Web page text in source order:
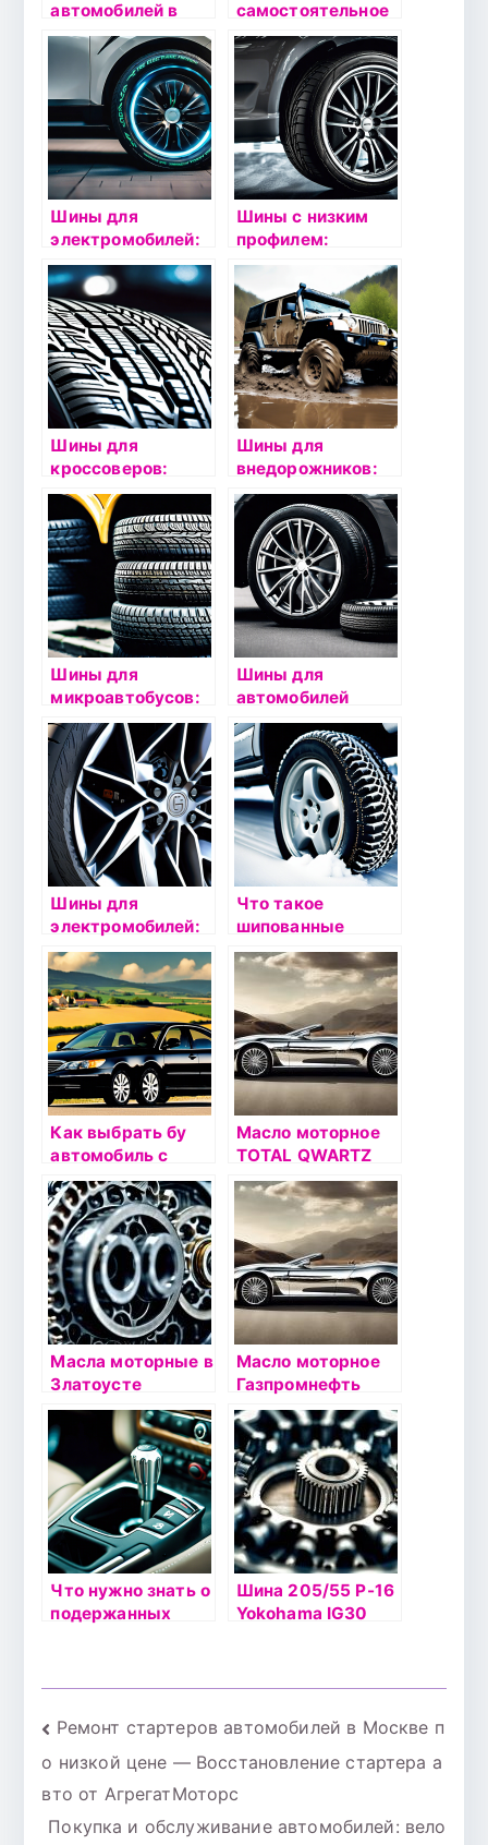
автомобилей в
Москве по низкой
цене —
Восстановление
стартера авто от
АгрегатМоторс
самостоятельное
исправление и
профессиональна
я помощь
Шины для
электромобилей:
особенности
выбора и
эксплуатации
Шины с низким
профилем:
особенности
выбора и
эксплуатации
Шины для
кроссоверов:
особенности
выбора и
эксплуатации
Шины для
внедорожников:
особенности
выбора и
эксплуатации
Шины для
микроавтобусов:
особенности
выбора и
эксплуатации
Шины для
автомобилей
класса люкс:
особенности
выбора и
эксплуатации
Шины для
электромобилей:
особенности
выбора и
эксплуатации
Что такое
шипованные
шины:
особенности
эксплуатации
Как выбрать бу
автомобиль с
низким пробегом:
на что обратить
внимание
Масло моторное
TOTAL QWARTZ
9000 ENERGY
0W30 1л
Масла моторные в
Златоусте
Масло моторное
Газпромнефть
Ecogas 10W40 4л
Что нужно знать о
подержанных
Шина 205/55 Р-16
Yokohama IG30
Навигация
по
записям
Ремонт стартеров автомобилей в Москве п
о низкой цене — Восстановление стартера а
вто от АгрегатМоторс
Покупка и обслуживание автомобилей: вело